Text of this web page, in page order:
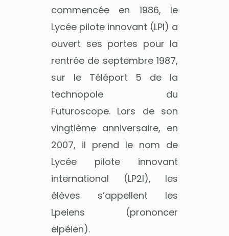
commencée en 1986, le
Lycée pilote innovant (LPI) a
ouvert ses portes pour la
rentrée de septembre 1987,
sur le Téléport 5 de la
technopole du
Futuroscope. Lors de son
vingtième anniversaire, en
2007, il prend le nom de
Lycée pilote innovant
international (LP2I), les
élèves s’appellent les
Lpeiens (prononcer
elpéien).